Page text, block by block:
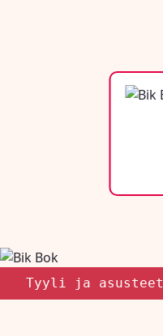
Tyyli ja asusteet